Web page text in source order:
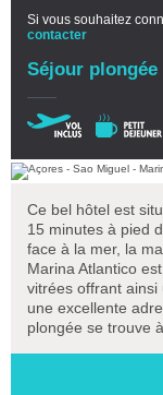
Si vous souhaitez
contacter
Séjour
Ce bel hôtel est
15 minutes à pied
face à la mer, la
Marina Atlantico
vitrées offrant ainsi
une excellente
plongée se trouve